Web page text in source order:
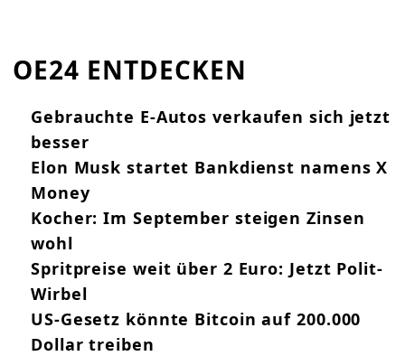
OE24 ENTDECKEN
Gebrauchte E-Autos verkaufen sich jetzt
besser
Elon Musk startet Bankdienst namens X
Money
Kocher: Im September steigen Zinsen
wohl
Spritpreise weit über 2 Euro: Jetzt Polit-
Wirbel
US-Gesetz könnte Bitcoin auf 200.000
Dollar treiben